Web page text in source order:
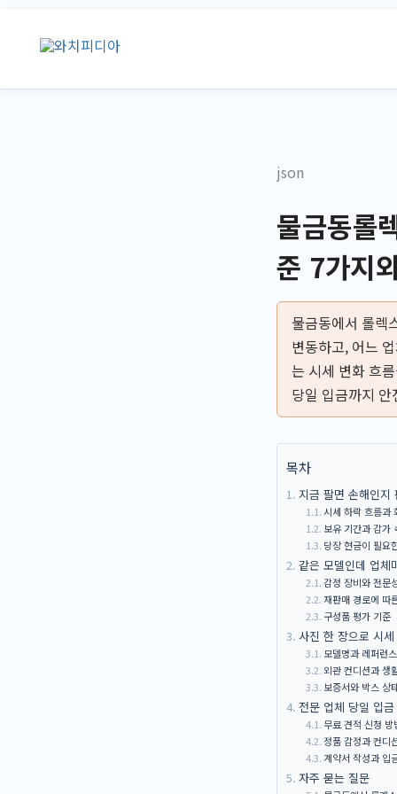
로
json
물금동롤
준 7가지
물금동에서 롤렉
변동하고, 어느
는 시세 변화 흐
당일 입금까지
목차
지금 팔면 손해인지
시세 하락 흐름과
보유 기간과 감가
당장 현금이 필요
같은 모델인데 업체
감정 장비와 전문
재판매 경로에 따
구성품 평가 기준
사진 한 장으로 시
모델명과 레퍼런
외관 컨디션과 생
보증서와 박스 상
전문 업체 당일 입
무료 견적 신청 방
정품 감정과 컨디
계약서 작성과 입
자주 묻는 질문